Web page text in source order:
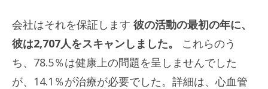
会社はそれを保証します 彼の活動の最初の年に、
彼は2,707人をスキャンしました。
これらのう
ち、78.5％は健康上の問題を呈しませんでした
が、14.1％が治療が必要でした。詳細は、心血管